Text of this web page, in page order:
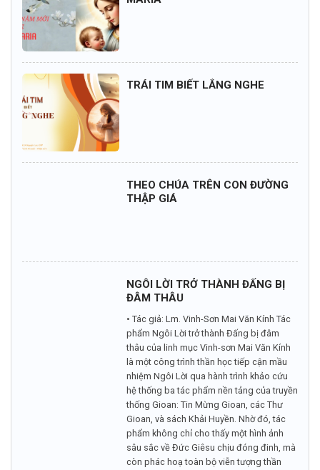
TRÁI TIM BIẾT LẮNG NGHE
THEO CHÚA TRÊN CON ĐƯỜNG
THẬP GIÁ
NGÔI LỜI TRỞ THÀNH ĐẤNG BỊ
ĐÂM THÂU
• Tác giả: Lm. Vinh-Sơn Mai Văn Kính Tác
phẩm Ngôi Lời trở thành Đấng bị đâm
thâu của linh mục Vinh-sơn Mai Văn Kính
là một công trình thần học tiếp cận mầu
nhiệm Ngôi Lời qua hành trình khảo cứu
hệ thống ba tác phẩm nền tảng của truyền
thống Gioan: Tin Mừng Gioan, các Thư
Gioan, và sách Khải Huyền. Nhờ đó, tác
phẩm không chỉ cho thấy một hình ảnh
sâu sắc về Đức Giêsu chịu đóng đinh, mà
còn phác hoạ toàn bộ viễn tượng thần